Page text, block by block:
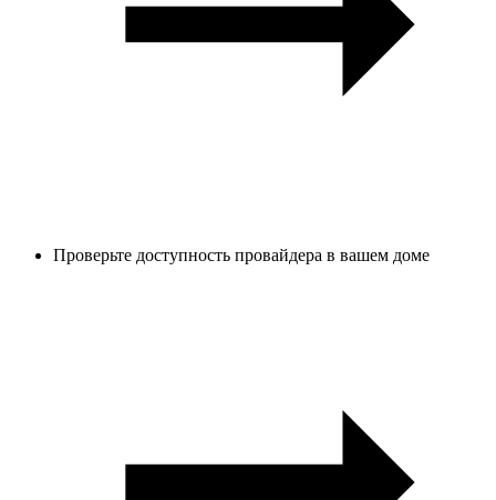
Проверьте доступность провайдера в вашем доме